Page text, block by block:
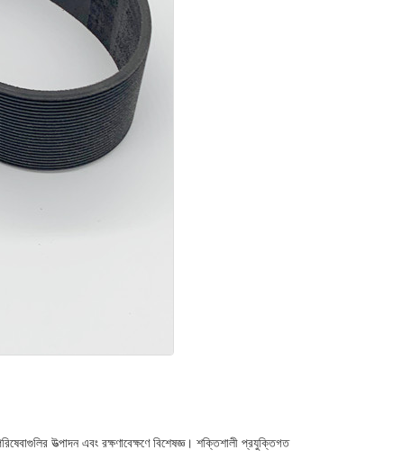
উত্পাদন এবং রক্ষণাবেক্ষণে বিশেষজ্ঞ। শক্তিশালী প্রযুক্তিগত